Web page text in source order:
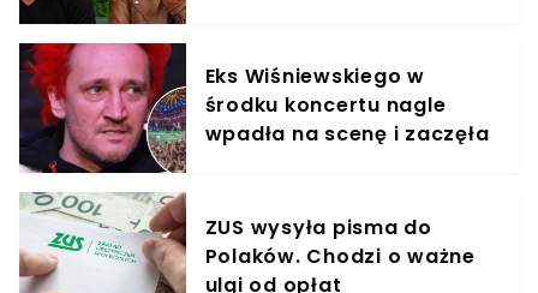
Eks Wiśniewskiego w
środku koncertu nagle
wpadła na scenę i zaczęła
ZUS wysyła pisma do
Polaków. Chodzi o ważne
ulgi od opłat